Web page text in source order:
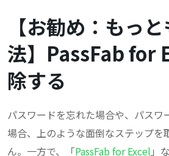
【お勧め：もっ
法】PassFab for
除する
パスワードを忘れた場合や、パスワ
場合、上のような面倒なステップを
ん。一方で、「PassFab for Excel 」